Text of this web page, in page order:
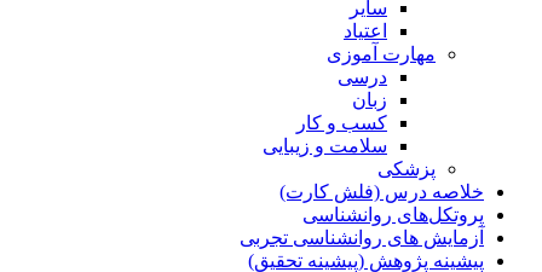
سایر
اعتیاد
مهارت آموزی
درسی
زبان
کسب و کار
سلامت و زیبایی
پزشکی
خلاصه درس (فلش کارت)
پروتکل‌های روانشناسی
آزمایش های روانشناسی تجربی
پیشینه پژوهش (پیشینه تحقیق)